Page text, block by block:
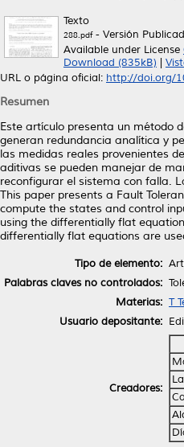
Texto
288.pdf- Versión
Available under License
Download (835kB)
URL o página oficial: http://doi.org/
Resumen
Este artículo presenta un método
generan redundancia analítica y
las medidas reales provenientes
aditivas se pueden manejar de
reconfigurar el sistema con falla.
This paper presents a Fault
compute the states and control
using the differentially flat
differentially flat equations are
Tipo de elemento:
Palabras claves no controlados:
Materias: T
Usuario depositante:
Creadores: